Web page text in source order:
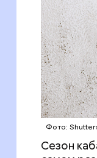
Фото:
Сезон
кожи;
— В